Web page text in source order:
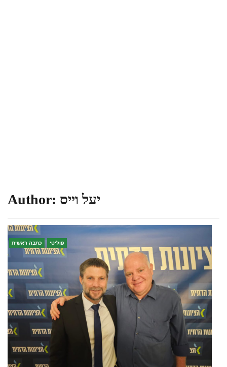
Author: יעל וייס
כתבה ראשית פוליטי